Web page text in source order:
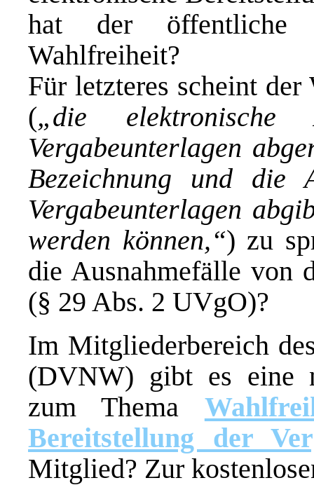
hat der öffentliche
Wahlfreiheit?
Für letzteres scheint
(„die
Vergabeunterlagen
Bezeichnung und
Vergabeunterlagen
werden können,“) zu
die Ausnahmefälle von
(§ 29 Abs. 2 UVgO)?
Im Mitgliederbereich
(DVNW) gibt es eine
zum Thema
Bereitstellung der
Mitglied? Zur